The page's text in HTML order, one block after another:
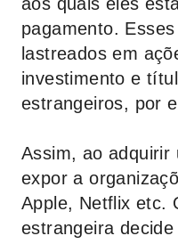
pagamento.
lastreados em
investimento e
estrangeiros, por
Assim, ao adquirir
expor a
Apple, Netflix etc.
estrangeira